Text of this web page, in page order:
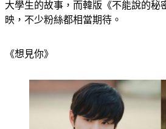
大學生的故事，而韓版《不能說的秘
映，不少粉絲都相當期待。
《想見你》